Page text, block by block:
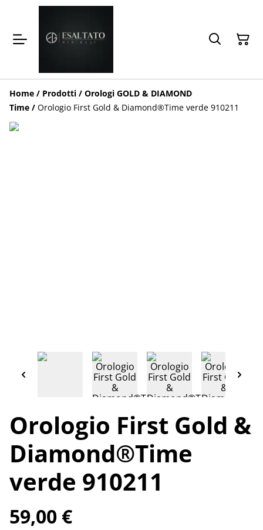
Home / Prodotti / Orologi GOLD & DIAMOND
Time / Orologio First Gold & Diamond®️Time verde 910211
Orologio First Gold &
Diamond®️Time
verde 910211
59,00 €